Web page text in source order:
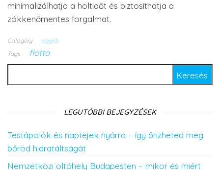
minimalizálhatja a holtidőt és biztosíthatja a
zökkenőmentes forgalmat.
Category
egyéb
Tags
flotta
LEGUTÓBBI BEJEGYZÉSEK
Testápolók és naptejek nyárra – így őrizheted meg
bőröd hidratáltságát
Nemzetközi oltóhely Budapesten – mikor és miért